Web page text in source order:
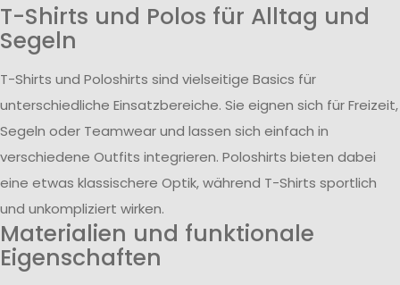
T-Shirts und Polos für Alltag und
Segeln
T-Shirts und Poloshirts sind vielseitige Basics für
unterschiedliche Einsatzbereiche. Sie eignen sich für Freizeit,
Segeln oder Teamwear und lassen sich einfach in
verschiedene Outfits integrieren. Poloshirts bieten dabei
eine etwas klassischere Optik, während T-Shirts sportlich
und unkompliziert wirken.
Materialien und funktionale
Eigenschaften